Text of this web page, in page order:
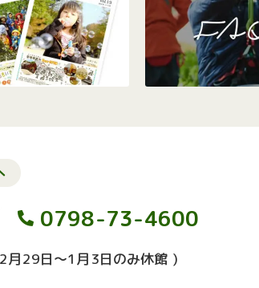
0798-73-4600
月29日～1月3日のみ休館 )